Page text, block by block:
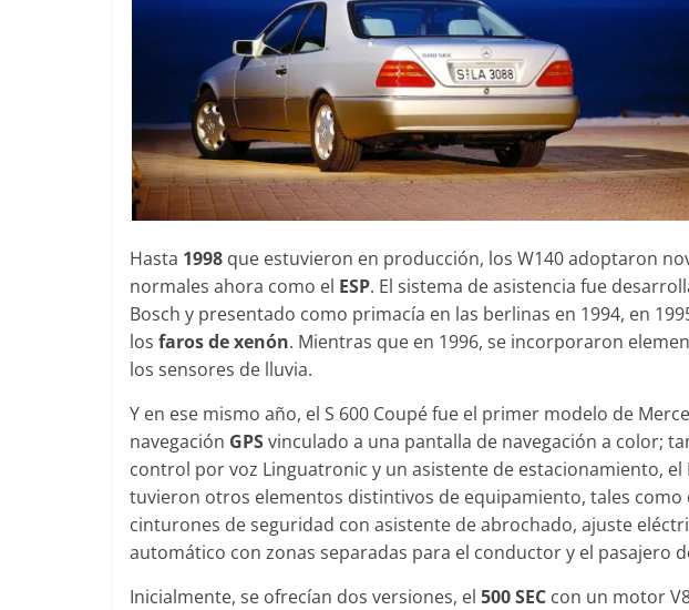
Hasta 1998 que estuvieron en producción, los W140 adoptaron
normales ahora como el ESP. El sistema de asistencia fue
Bosch y presentado como primacía en las berlinas en 1994, en
los faros de xenón. Mientras que en 1996, se incorporaron
los sensores de lluvia.
Y en ese mismo año, el S 600 Coupé fue el primer modelo de
navegación GPSvinculado a una pantalla de navegación a color;
control por voz Linguatronic y un asistente de estacionamiento,
tuvieron otros elementos distintivos de equipamiento, tales como
cinturones de seguridad con asistente de abrochado, ajuste
automático con zonas separadas para el conductor y el pasajero
Inicialmente, se ofrecían dos versiones, el 500 SEC con un motor